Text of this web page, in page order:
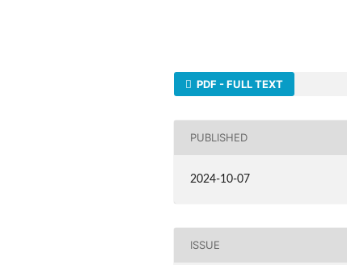
PDF - FULL TEXT
PUBLISHED
2024-10-07
ISSUE